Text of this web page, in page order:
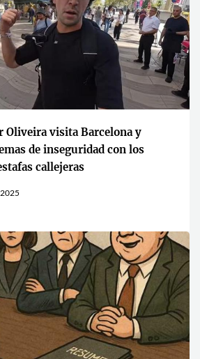
las consecuencias de que el abogado
móvil particular al cliente